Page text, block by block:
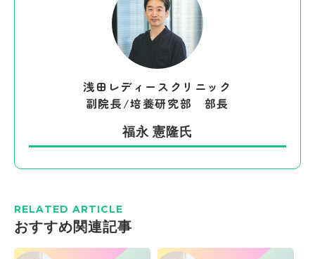
浅田レディースクリニック
副院長/培養研究部 部長
福永 憲隆氏
RELATED ARTICLE
おすすめ関連記事